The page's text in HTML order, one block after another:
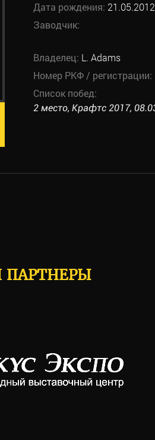
Дата рождения: 21.05.2012
Заводчик:
Владелец: L. Adams
Номер РКФ / регистрации:
Список побед:
2 место, Крафтс 2017,